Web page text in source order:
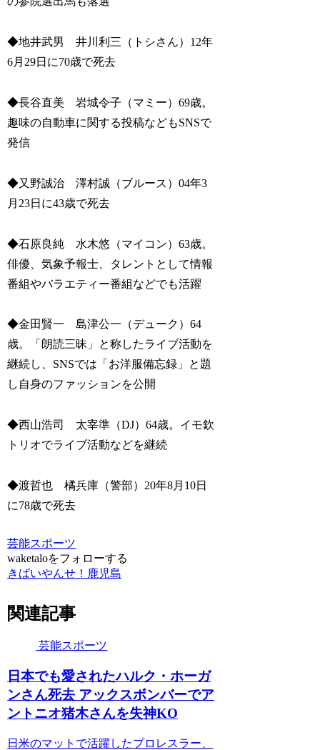
◆地井武男 井川利三（トシさん）12年
6月29日に70歳で死去
◆長谷直美 岩城令子（マミー）69歳。
趣味の自動車に関する投稿などもSNSで
発信
◆又野誠治 澤村誠（ブルース）04年3
月23日に43歳で死去
◆石原良純 水木悠（マイコン）63歳。
俳優、気象予報士、タレントとして情報
番組やバラエティー番組などでも活躍
◆金田賢一 島津公一（デューク）64
歳。「朗読三昧」と称したライブ活動を
継続し、SNSでは「お洋服備忘録」と題
し自身のファッションを公開
◆西山浩司 太宰準（DJ）64歳。イモ欽
トリオでライブ活動などを継続
◆渡哲也 橘兵庫（警部）20年8月10日
に78歳で死去
芸能スポーツ
waketaloをフォローする
きばいやんせ！鹿児島
関連記事
芸能スポーツ
日本でも愛されたハルク・ホーガ
ンさん死去 アックスボンバーでア
ントニオ猪木さんを失神KO
日米のマットで活躍したプロレスラー、